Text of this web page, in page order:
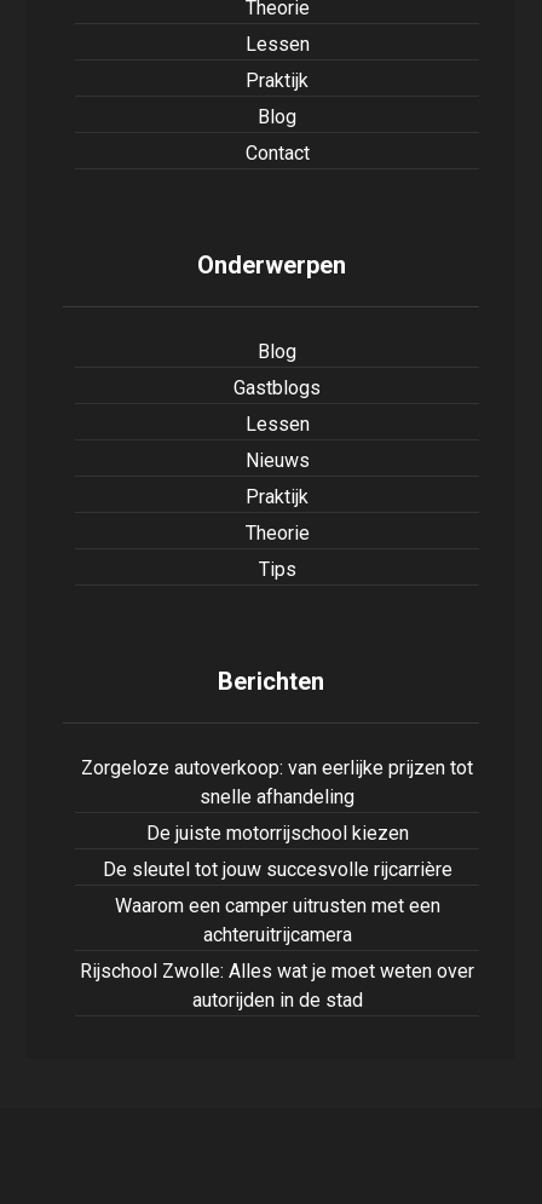
Theorie
Lessen
Praktijk
Blog
Contact
Onderwerpen
Blog
Gastblogs
Lessen
Nieuws
Praktijk
Theorie
Tips
Berichten
Zorgeloze autoverkoop: van eerlijke prijzen tot
snelle afhandeling
De juiste motorrijschool kiezen
De sleutel tot jouw succesvolle rijcarrière
Waarom een camper uitrusten met een
achteruitrijcamera
Rijschool Zwolle: Alles wat je moet weten over
autorijden in de stad